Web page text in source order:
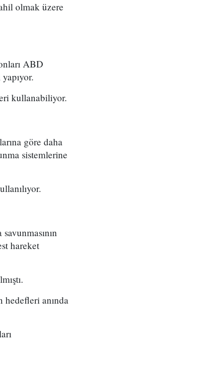
olmak üzere
ABD
kullanabiliyor.
göre daha
sistemlerine
hareket
hedefleri anında